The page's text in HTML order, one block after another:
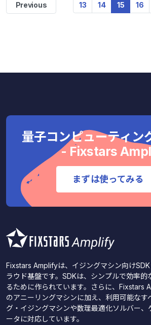
Previous 13 14 15 16
量子コンピューティン
- Fixstars
まずは使ってみる
Fixstars Amplifyは、イジングマシン向け
ラウド基盤です。SDKは、シンプルで効率的
るために作られています。さらに、Fixstars
のアニーリングマシンに加え、利用可能なす
グ・イジングマシンや数理最適化ソルバー、
ータに対応しています。